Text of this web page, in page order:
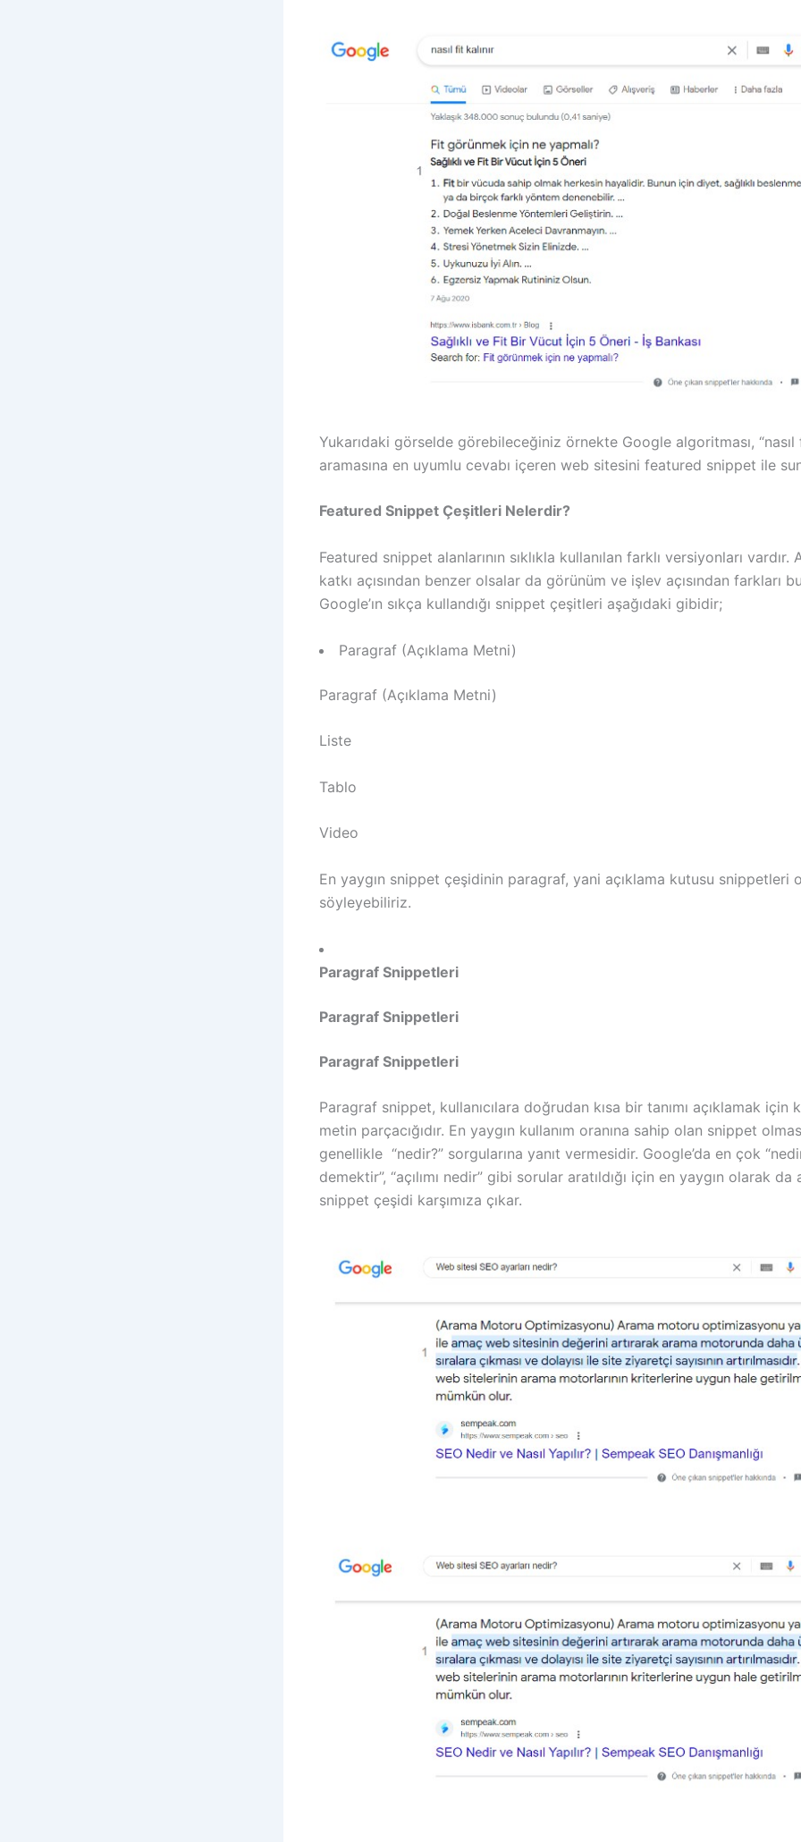
Yukarıdaki görselde görebileceğiniz örnekte Google algoritması, “nasıl
aramasına en uyumlu cevabı içeren web sitesini featured snippet ile
Featured Snippet Çeşitleri Nelerdir?
Featured snippet alanlarının sıklıkla kullanılan farklı versiyonları vardır.
katkı açısından benzer olsalar da görünüm ve işlev açısından farkları
Google’ın sıkça kullandığı snippet çeşitleri aşağıdaki gibidir;
Paragraf (Açıklama Metni)
Paragraf (Açıklama Metni)
Liste
Tablo
Video
En yaygın snippet çeşidinin paragraf, yani açıklama kutusu snippetleri
söyleyebiliriz.
Paragraf Snippetleri
Paragraf Snippetleri
Paragraf Snippetleri
Paragraf snippet, kullanıcılara doğrudan kısa bir tanımı açıklamak için
metin parçacığıdır. En yaygın kullanım oranına sahip olan snippet
genellikle “nedir?” sorgularına yanıt vermesidir. Google’da en çok
demektir”, “açılımı nedir” gibi sorular aratıldığı için en yaygın olarak da
snippet çeşidi karşımıza çıkar.